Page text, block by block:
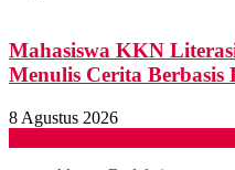
Mahasiswa KKN
Menulis Cerita Berbasis
8 Agustus 2026